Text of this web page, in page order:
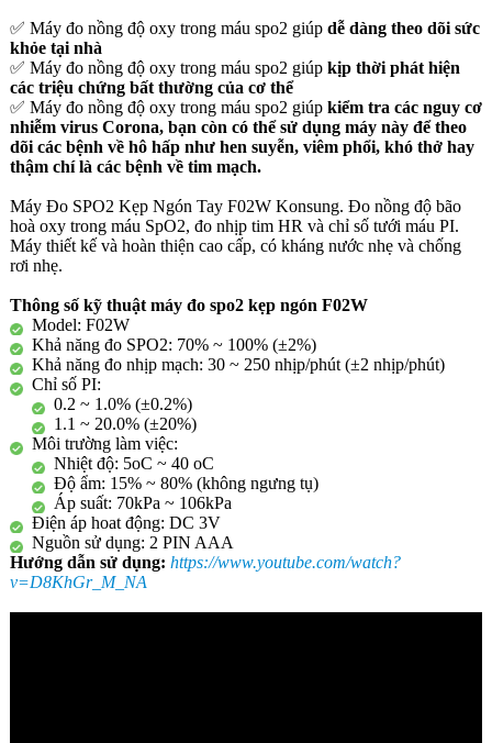
✅ Máy đo nồng độ oxy trong máu spo2 giúp dễ dàng theo dõi sức
khỏe tại nhà
✅ Máy đo nồng độ oxy trong máu spo2 giúp kịp thời phát hiện
các triệu chứng bất thường của cơ thể
✅ Máy đo nồng độ oxy trong máu spo2 giúp kiểm tra các nguy cơ
nhiễm virus Corona, bạn còn có thể sử dụng máy này để theo
dõi các bệnh về hô hấp như hen suyễn, viêm phổi, khó thở hay
thậm chí là các bệnh về tim mạch.
Máy Đo SPO2 Kẹp Ngón Tay F02W Konsung. Đo nồng độ bão
hoà oxy trong máu SpO2, đo nhịp tim HR và chỉ số tưới máu PI.
Máy thiết kế và hoàn thiện cao cấp, có kháng nước nhẹ và chống
rơi nhẹ.
Thông số kỹ thuật máy đo spo2 kẹp ngón F02W
Model: F02W
Khả năng đo SPO2: 70% ~ 100% (±2%)
Khả năng đo nhịp mạch: 30 ~ 250 nhịp/phút (±2 nhịp/phút)
Chỉ số PI:
0.2 ~ 1.0% (±0.2%)
1.1 ~ 20.0% (±20%)
Môi trường làm việc:
Nhiệt độ: 5oC ~ 40 oC
Độ ẩm: 15% ~ 80% (không ngưng tụ)
Áp suất: 70kPa ~ 106kPa
Điện áp hoat động: DC 3V
Nguồn sử dụng: 2 PIN AAA
Hướng dẫn sử dụng: https://www.youtube.com/watch?
v=D8KhGr_M_NA